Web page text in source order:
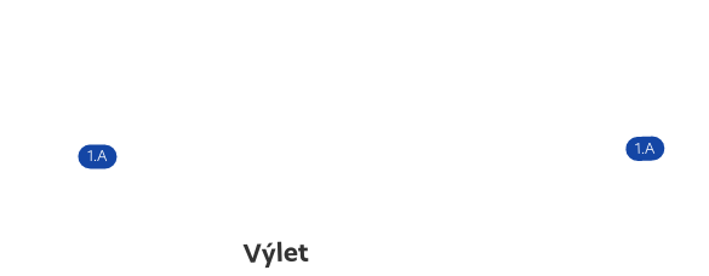
1.A 1.A
Výlet